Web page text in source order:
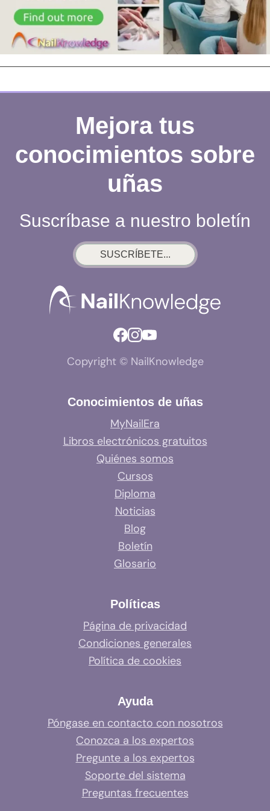
Mejora tus
conocimientos sobre
uñas
Suscríbase a nuestro boletín
SUSCRÍBETE...
Copyright © NailKnowledge
Conocimientos de uñas
MyNailEra
Libros electrónicos gratuitos
Quiénes somos
Cursos
Diploma
Noticias
Blog
Boletín
Glosario
Políticas
Página de privacidad
Condiciones generales
Política de cookies
Ayuda
Póngase en contacto con nosotros
Conozca a los expertos
Pregunte a los expertos
Soporte del sistema
Preguntas frecuentes